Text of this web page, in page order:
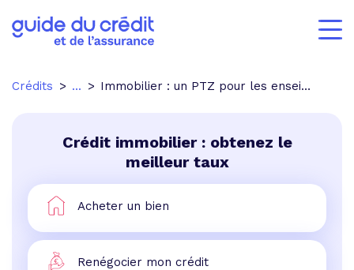
Crédits ... Immobilier : un PTZ pour les enseignants
Crédit immobilier : obtenez le
meilleur taux
Acheter un bien
Renégocier mon crédit